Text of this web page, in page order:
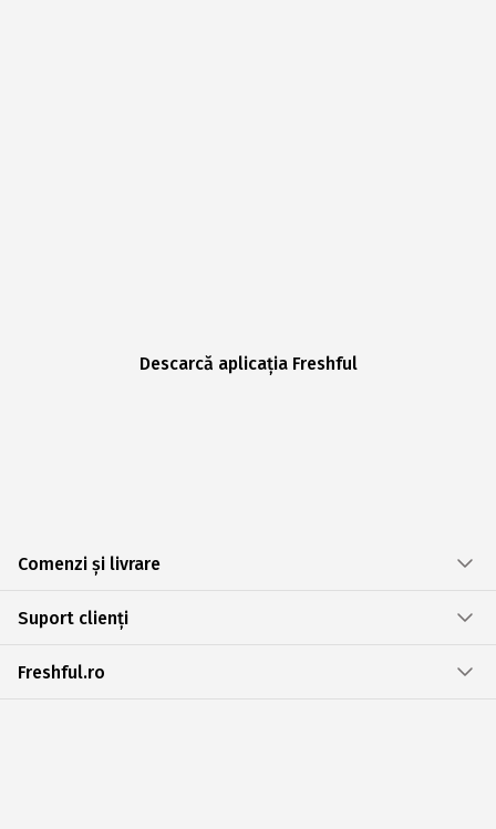
Descarcă aplicația Freshful
Comenzi și livrare
Suport clienți
Freshful.ro